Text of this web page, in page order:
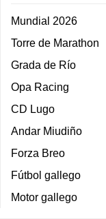
Mundial 2026
Torre de Marathon
Grada de Río
Opa Racing
CD Lugo
Andar Miudiño
Forza Breo
Fútbol gallego
Motor gallego